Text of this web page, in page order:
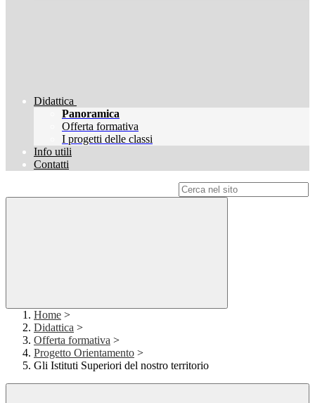
Didattica
Panoramica
Offerta formativa
I progetti delle classi
Info utili
Contatti
Home >
Didattica >
Offerta formativa >
Progetto Orientamento >
Gli Istituti Superiori del nostro territorio